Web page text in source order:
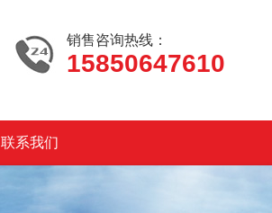
销售咨询热线：
15850647610
联系我们